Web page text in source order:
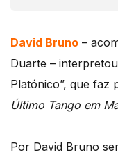
David Bruno –
Duarte –
Platónico”, que faz
Último Tango em
Por David Bruno